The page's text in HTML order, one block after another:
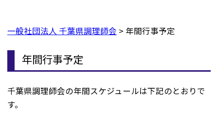
一般社団法人 千葉県調理師会 > 年間行事予定
年間行事予定
千葉県調理師会の年間スケジュールは下記のとおりで
す。